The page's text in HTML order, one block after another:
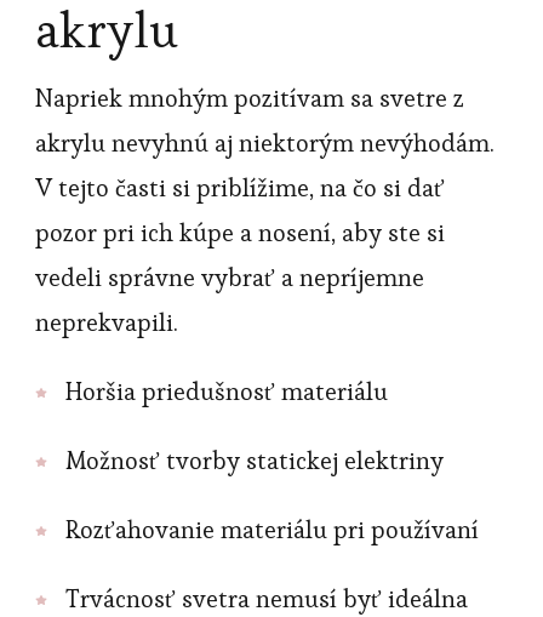
akrylu
Napriek mnohým pozitívam sa svetre z
akrylu nevyhnú aj niektorým nevýhodám.
V tejto časti si priblížime, na čo si dať
pozor pri ich kúpe a nosení, aby ste si
vedeli správne vybrať a nepríjemne
neprekvapili.
Horšia priedušnosť materiálu
Možnosť tvorby statickej elektriny
Rozťahovanie materiálu pri používaní
Trvácnosť svetra nemusí byť ideálna